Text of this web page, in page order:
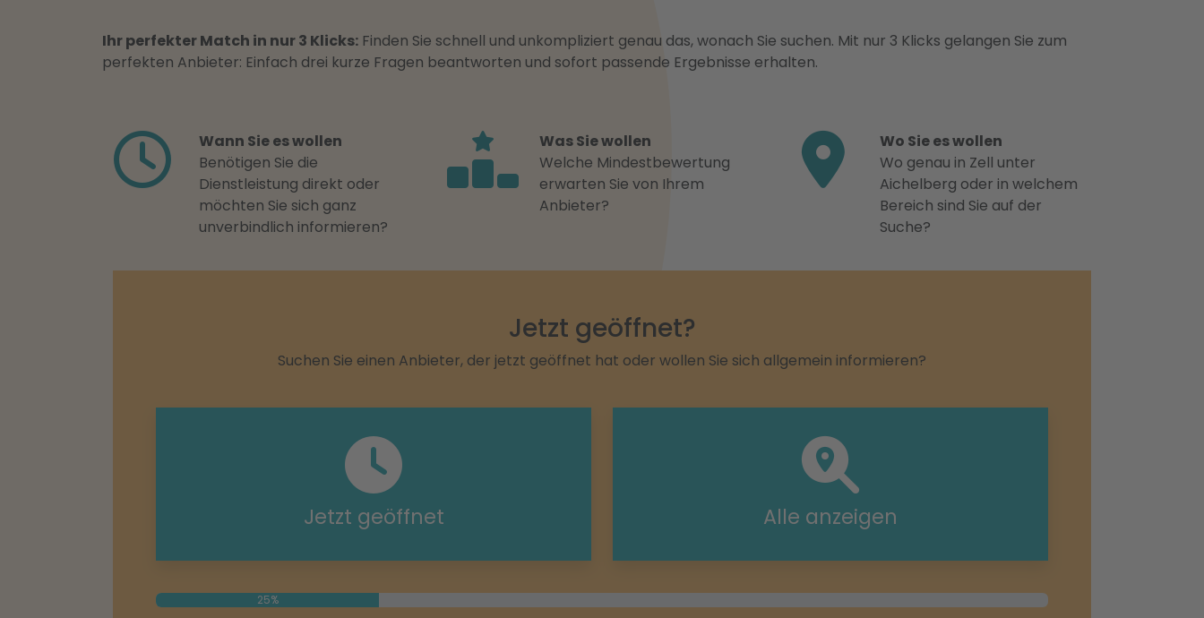
Ihr perfekter Match in nur 3 Klicks: Finden Sie schnell und unkompliziert genau das, wonach Sie suchen. Mit nur 3 Klicks gelangen Sie zum
perfekten Anbieter: Einfach drei kurze Fragen beantworten und sofort passende Ergebnisse erhalten.
Wann Sie es wollen
Benötigen Sie die
Dienstleistung direkt oder
möchten Sie sich ganz
unverbindlich informieren?
Was Sie wollen
Welche Mindestbewertung
erwarten Sie von Ihrem
Anbieter?
Wo Sie es wollen
Wo genau in Zell unter
Aichelberg oder in welchem
Bereich sind Sie auf der
Suche?
Jetzt geöffnet?
Suchen Sie einen Anbieter, der jetzt geöffnet hat oder wollen Sie sich allgemein informieren?
Jetzt geöffnet Alle anzeigen
25%